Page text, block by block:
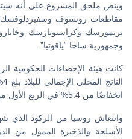
وينص ملحق المشروع على أنه
مقاطعات روستوف وسفيردلوفسك
بريمورسك وكراسنويارسك
وجمهورية ساخا “ياقوتيا”.
كانت هيئة الإحصاءات الحكومية
انخفاضًا من 5.4% في الربع الأول من العام الجاري.
الأسلحة والذخيرة الممول من